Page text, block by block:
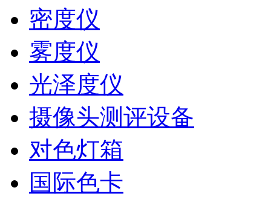
密度仪
雾度仪
光泽度仪
摄像头测评设备
对色灯箱
国际色卡